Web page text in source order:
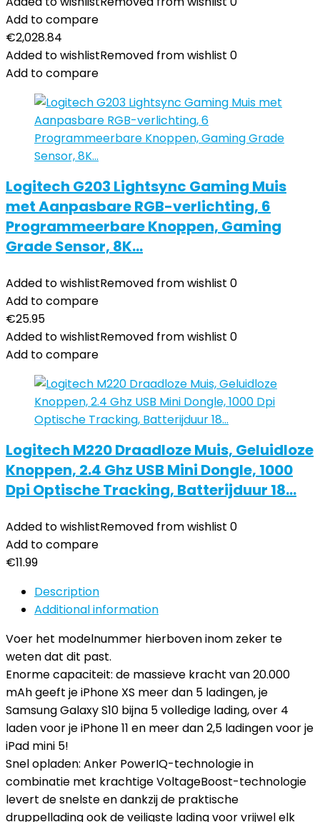
Add to compare
€2,028.84
Added to wishlistRemoved from wishlist 0
Add to compare
Logitech G203 Lightsync Gaming Muis
met Aanpasbare RGB-verlichting, 6
Programmeerbare Knoppen, Gaming
Grade Sensor, 8K…
Added to wishlistRemoved from wishlist 0
Add to compare
€25.95
Added to wishlistRemoved from wishlist 0
Add to compare
Logitech M220 Draadloze Muis, Geluidloze
Knoppen, 2.4 Ghz USB Mini Dongle, 1000
Dpi Optische Tracking, Batterijduur 18…
Added to wishlistRemoved from wishlist 0
Add to compare
€11.99
Description
Additional information
Voer het modelnummer hierboven inom zeker te
weten dat dit past.
Enorme capaciteit: de massieve kracht van 20.000
mAh geeft je iPhone XS meer dan 5 ladingen, je
Samsung Galaxy S10 bijna 5 volledige lading, over 4
laden voor je iPhone 11 en meer dan 2,5 ladingen voor je
iPad mini 5!
Snel opladen: Anker PowerIQ-technologie in
combinatie met krachtige VoltageBoost-technologie
levert de snelste en dankzij de praktische
druppellading ook de veiligste lading voor vrijwel elk